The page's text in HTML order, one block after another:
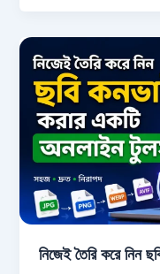
নিজেই তৈরি করে নিন